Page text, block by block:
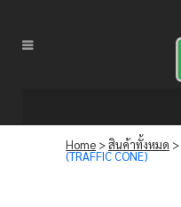
Home >สินค้าทั้งหมด >
(TRAFFIC CONE)